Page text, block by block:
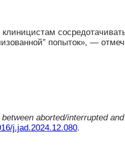
попыток», —
aborted/interrupted
j.jad.2024.12.080.